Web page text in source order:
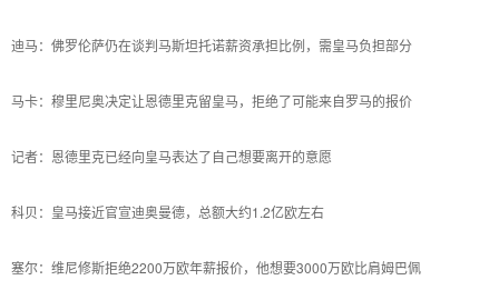
迪马：佛罗伦萨仍在谈判马斯坦托诺薪资承担比例，需皇马负担部分
马卡：穆里尼奥决定让恩德里克留皇马，拒绝了可能来自罗马的报价
记者：恩德里克已经向皇马表达了自己想要离开的意愿
科贝：皇马接近官宣迪奥曼德，总额大约1.2亿欧左右
塞尔：维尼修斯拒绝2200万欧年薪报价，他想要3000万欧比肩姆巴佩